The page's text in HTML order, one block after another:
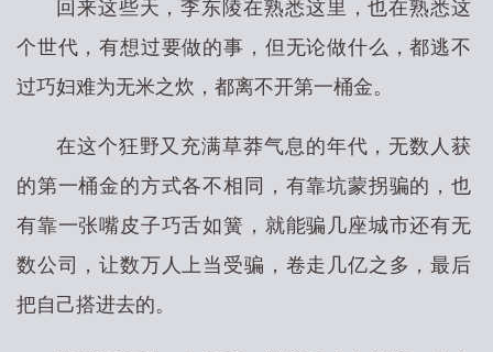
回来这些天，李东陵在熟悉这里，也在熟悉这
个世代，有想过要做的事，但无论做什么，都逃不
过巧妇难为无米之炊，都离不开第一桶金。
在这个狂野又充满草莽气息的年代，无数人获
的第一桶金的方式各不相同，有靠坑蒙拐骗的，也
有靠一张嘴皮子巧舌如簧，就能骗几座城市还有无
数公司，让数万人上当受骗，卷走几亿之多，最后
把自己搭进去的。